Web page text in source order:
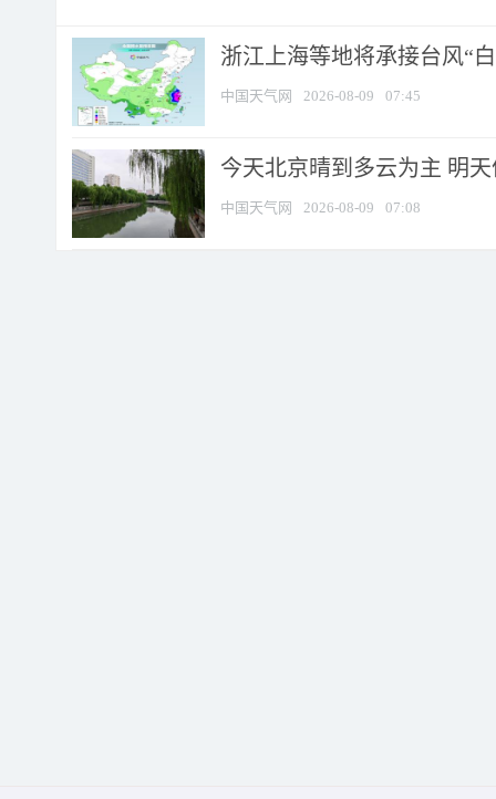
浙江上海等地将承接台风“
中国天气网 2026-08-09 07:45
今天北京晴到多云为主 明
中国天气网 2026-08-09 07:08